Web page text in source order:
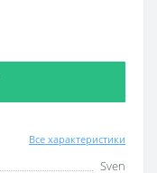
Все характеристики
Sven